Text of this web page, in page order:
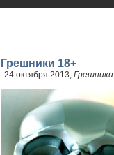
Грешники 18+
24 октября 2013, Грешники